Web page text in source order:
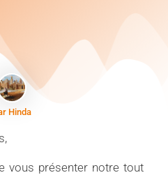
Hinda
vous présenter notre tout